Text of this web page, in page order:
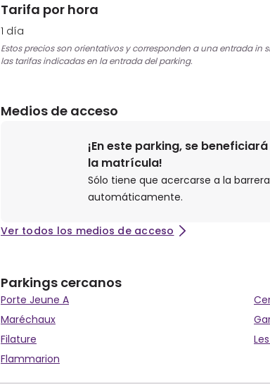
Tarifa por hora
1 día
Estos precios son orientativos y corresponden a una entrada in
las tarifas indicadas en la entrada del parking.
Medios de acceso
¡En este parking, se
la matrícula!
Sólo tiene que acercarse a la
automáticamente.
Ver todos los medios de acceso
Parkings cercanos
Porte Jeune A
Maréchaux
Filature
Flammarion